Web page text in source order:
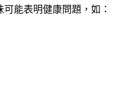
能表明健康問題，如：